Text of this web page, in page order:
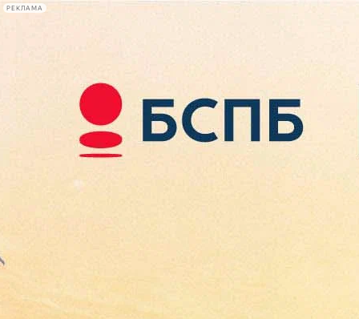
РЕКЛАМА
Сегодня:
2026.08.08
00:06
Афиша Plus